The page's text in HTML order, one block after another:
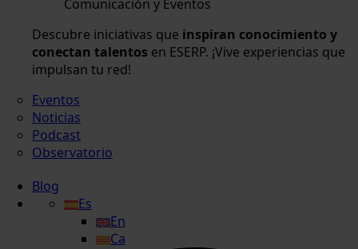
Comunicación y Eventos
Descubre iniciativas que inspiran conocimiento y
conectan talentos en ESERP. ¡Vive experiencias que
impulsan tu red!
Eventos
Noticias
Podcast
Observatorio
Blog
Es
En
Ca